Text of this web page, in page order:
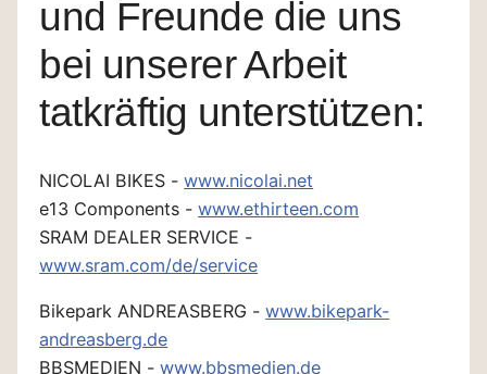
und Freunde die uns
bei unserer Arbeit
tatkräftig unterstützen:
NICOLAI BIKES -www.nicolai.net
e13 Components -www.ethirteen.com
SRAM DEALER SERVICE -
www.sram.com/de/service
Bikepark ANDREASBERG -www.bikepark-
andreasberg.de
BBSMEDIEN -www.bbsmedien.de